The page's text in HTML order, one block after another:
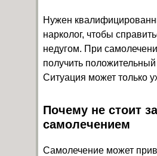
Нужен
нарколог, чтобы
недугом. При
получить положительный
Ситуация может только
Почему не стоит
самолечением
Самолечение может